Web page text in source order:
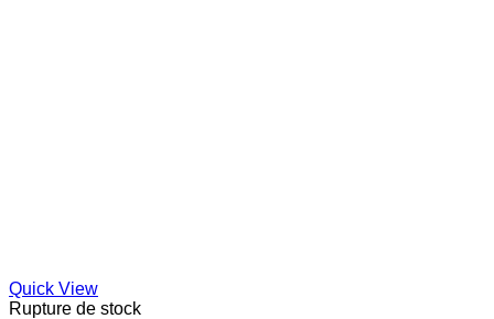
Quick View
Rupture de stock